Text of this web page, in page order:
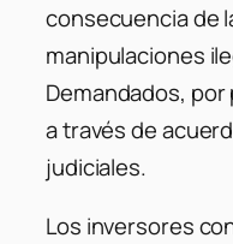
consecuencia de
manipulaciones
Demandados,
a través de
judiciales.
Los inversores